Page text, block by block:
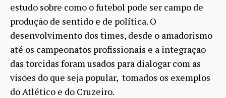
estudo sobre como o futebol pode ser campo de
produção de sentido e de política. O
desenvolvimento dos times, desde o amadorismo
até os campeonatos profissionais e a integração
das torcidas foram usados para dialogar com as
visões do que seja popular, tomados os exemplos
do Atlético e do Cruzeiro.